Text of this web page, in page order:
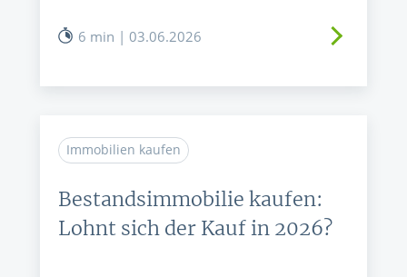
6 min | 03.06.2026
Immobilien kaufen
Bestandsimmobilie kaufen:
Lohnt sich der Kauf in 2026?